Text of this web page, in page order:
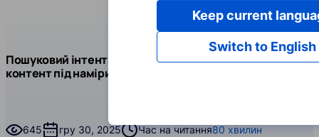
Послуги
Українська
SEO
Пошуковий інтент: що це та як оптимізувати
контент під наміри користувача
645 гру 30, 2025 Час на читання80 хвилин
Switch to English
Keep current